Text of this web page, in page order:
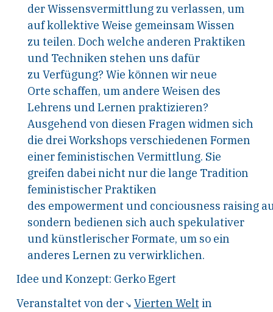
der Wissensvermittlung zu verlassen, um
auf kollektive Weise gemeinsam Wissen
zu teilen. Doch welche anderen Praktiken
und Techniken stehen uns dafür
zu Verfügung? Wie können wir neue
Orte schaffen, um andere Weisen des
Lehrens und Lernen praktizieren?
Ausgehend von diesen Fragen widmen sich
die drei Workshops verschiedenen Formen
einer feministischen Vermittlung. Sie
greifen dabei nicht nur die lange Tradition
feministischer Praktiken
des empowerment und conciousness raising
sondern bedienen sich auch spekulativer
und künstlerischer Formate, um so ein
anderes Lernen zu verwirklichen.
Idee und Konzept: Gerko Egert
Veranstaltet von der
Vierten Welt in